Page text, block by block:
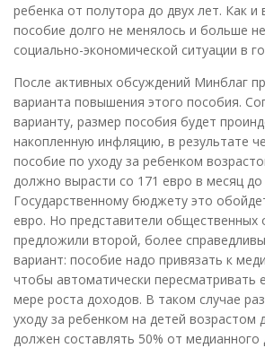
ребенка от полутора до двух лет. Как и
пособие долго не менялось и больше
социально-экономической ситуации в
После активных обсуждений Минблаг
варианта повышения этого пособия.
варианту, размер пособия будет
накопленную инфляцию, в результате
пособие по уходу за ребенком
должно вырасти со 171 евро в месяц
Государственному бюджету это
евро. Но представители общественных
предложили второй, более
вариант: пособие надо привязать к
чтобы автоматически пересматривать
мере роста доходов. В таком случае
уходу за ребенком на детей возрастом
должен составлять 50% от медианного